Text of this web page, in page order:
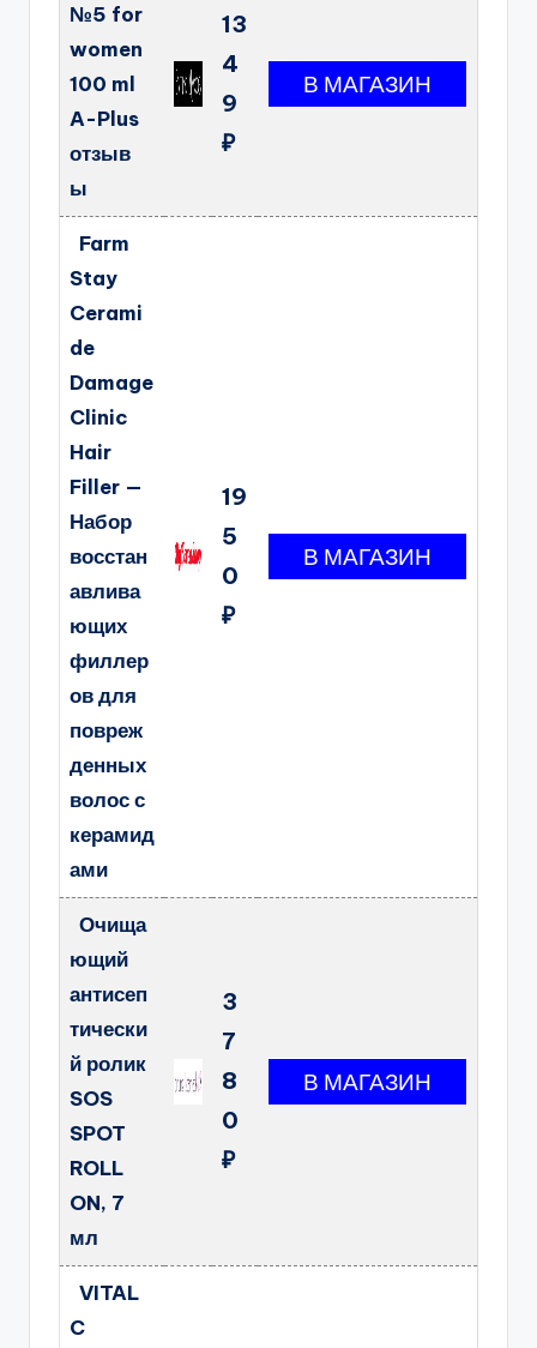
№5 for
women
100 ml
A-Plus
отзыв
ы
13
4
9
₽
Farm
Stay
Cerami
de
Damage
Clinic
Hair
Filler —
Набор
восстан
авлива
ющих
филлер
ов для
повреж
денных
волос с
керамид
ами
19
5
0
₽
Очища
ющий
антисеп
тически
й ролик
SOS
SPOT
ROLL
ON, 7
мл
3
7
8
0
₽
VITAL
C